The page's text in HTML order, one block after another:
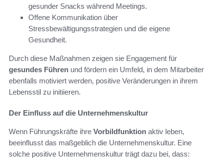
gesunder Snacks während Meetings.
Offene Kommunikation über
Stressbewältigungsstrategien und die eigene
Gesundheit.
Durch diese Maßnahmen zeigen sie Engagement für
gesundes Führen und fördern ein Umfeld, in dem Mitarbeiter
ebenfalls motiviert werden, positive Veränderungen in ihrem
Lebensstil zu initiieren.
Der Einfluss auf die Unternehmenskultur
Wenn Führungskräfte ihre Vorbildfunktion aktiv leben,
beeinflusst das maßgeblich die Unternehmenskultur. Eine
solche positive Unternehmenskultur trägt dazu bei, dass: